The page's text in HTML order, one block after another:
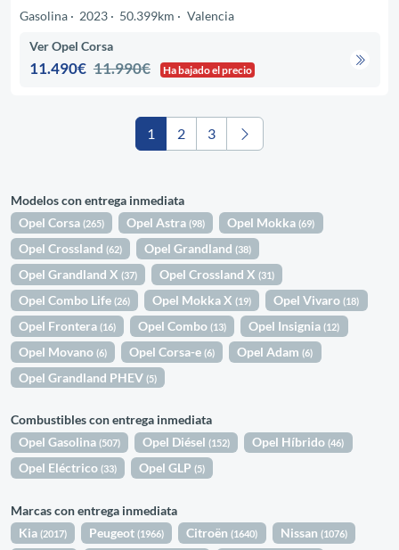
Gasolina
2023 50.399km Valencia
Ver Opel Corsa
11.490€ 11.990€ Ha bajado el precio
1 2 3
Modelos con entrega inmediata
Opel Corsa(265) Opel Astra(98) Opel Mokka(69)
Opel Crossland(62) Opel Grandland(38)
Opel Grandland X(37) Opel Crossland X(31)
Opel Combo Life(26) Opel Mokka X(19) Opel Vivaro(18)
Opel Frontera(16) Opel Combo(13) Opel Insignia(12)
Opel Movano(6) Opel Corsa-e(6) Opel Adam(6)
Opel Grandland PHEV(5)
Combustibles con entrega inmediata
Opel Gasolina(507) Opel Diésel(152) Opel Híbrido(46)
Opel Eléctrico(33) Opel GLP(5)
Marcas con entrega inmediata
Kia(2017) Peugeot(1966) Citroën(1640) Nissan (1076)